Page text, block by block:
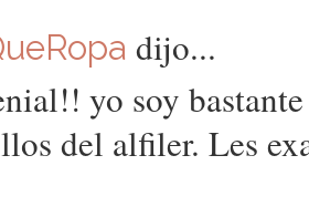
dijo...
yo soy
del alfiler. Les